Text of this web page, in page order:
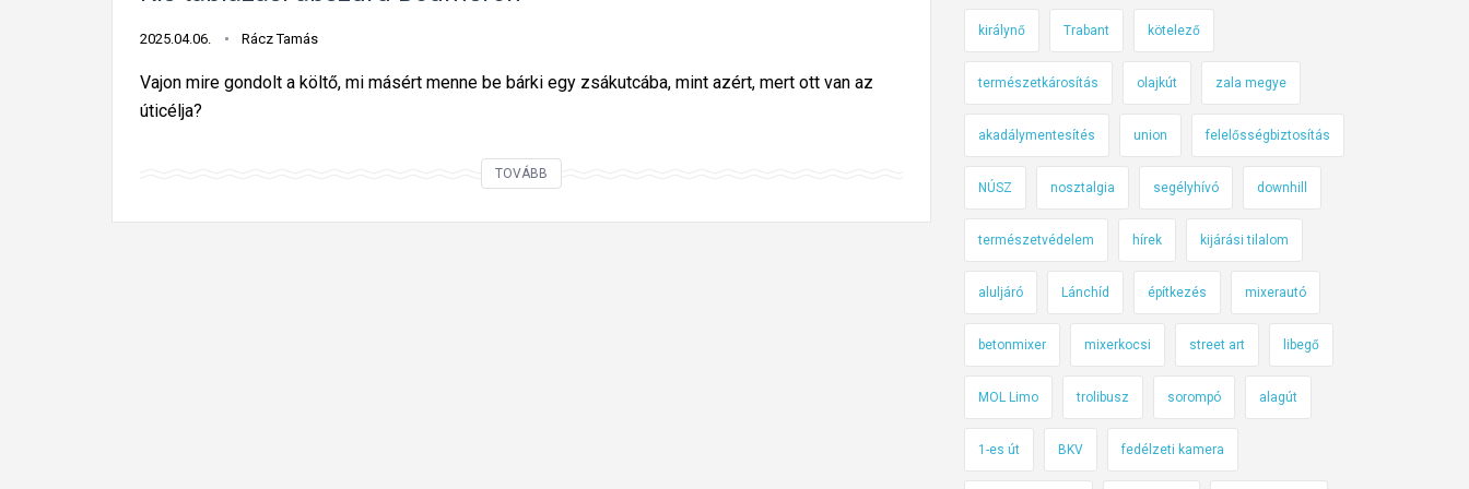
2025.04.06. Rácz Tamás
Vajon mire gondolt a költő, mi másért menne be bárki egy zsákutcába, mint azért, mert ott van az
úticélja?
TOVÁBB
s
királynő Trabant kötelező
természetkárosítás olajkút zala megye
akadálymentesítés union felelősségbiztosítás
NÚSZ nosztalgia segélyhívó downhill
természetvédelem hírek kijárási tilalom
aluljáró Lánchíd építkezés mixerautó
betonmixer mixerkocsi street art libegő
MOL Limo trolibusz sorompó alagút
1-es út BKV fedélzeti kamera